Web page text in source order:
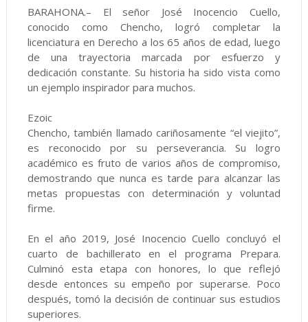
BARAHONA.– El señor José Inocencio Cuello,
conocido como Chencho, logró completar la
licenciatura en Derecho a los 65 años de edad, luego
de una trayectoria marcada por esfuerzo y
dedicación constante. Su historia ha sido vista como
un ejemplo inspirador para muchos.
Ezoic
Chencho, también llamado cariñosamente “el viejito”,
es reconocido por su perseverancia. Su logro
académico es fruto de varios años de compromiso,
demostrando que nunca es tarde para alcanzar las
metas propuestas con determinación y voluntad
firme.
En el año 2019, José Inocencio Cuello concluyó el
cuarto de bachillerato en el programa Prepara.
Culminó esta etapa con honores, lo que reflejó
desde entonces su empeño por superarse. Poco
después, tomó la decisión de continuar sus estudios
superiores.